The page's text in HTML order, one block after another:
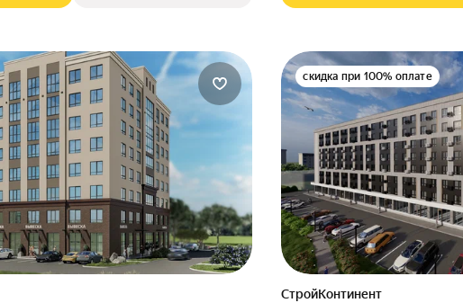
скидка при 100% оплате
СтройКонтинент